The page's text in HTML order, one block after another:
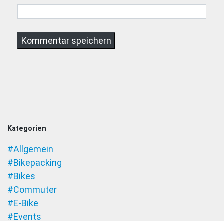
Kategorien
#Allgemein
#Bikepacking
#Bikes
#Commuter
#E-Bike
#Events